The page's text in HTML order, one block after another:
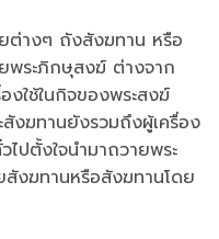
ต่างๆ ถังสังฆทาน หรือ
พระภิกษุสงฆ์ ต่างจาก
ใช้ในกิจของพระสงฆ์
งฆทานยังรวมถึงผู้เครื่อง
ปตั้งใจนำมาถวายพระ
ฆทานหรือสังฆทานโดย